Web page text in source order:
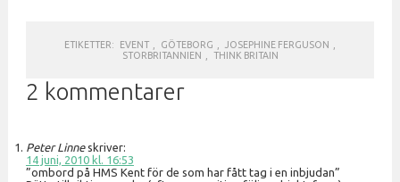
ETIKETTER: EVENT GÖTEBORG JOSEPHINE FERGUSON
STORBRITANNIEN
THINK BRITAIN
2 kommentarer
Peter Linne skriver:
14 juni, 2010 kl. 16:53
”ombord på HMS Kent för de som har fått tag i en inbjudan”